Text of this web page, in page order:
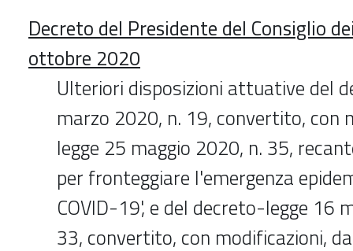
Decreto del Presidente del Consiglio
ottobre 2020
Ulteriori disposizioni attuative del
marzo 2020, n. 19, convertito, con
legge 25 maggio 2020, n. 35,
per fronteggiare l'emergenza
COVID-19', e del decreto-legge 16
33, convertito, con modificazioni,